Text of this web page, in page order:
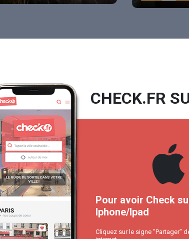
CHECK.FR
Pour avoir Check
Iphone/Ipad
Cliquez sur le signe "Partager"